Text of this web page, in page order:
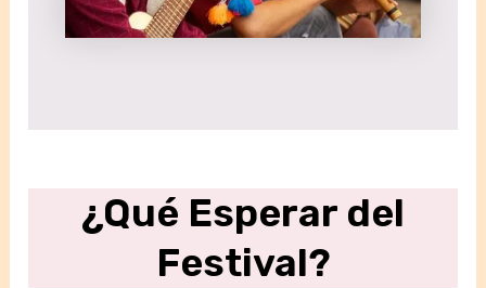
¿Qué Esperar del
Festival?